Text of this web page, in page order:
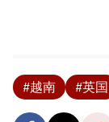
#越南 #英国